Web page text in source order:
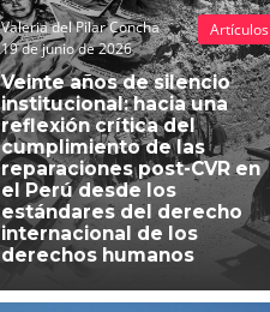
Valeria del Pilar Concha
19 de junio de 2026
Veinte años de silencio
institucional: hacia una
reflexión crítica del
cumplimiento de las
reparaciones post-CVR en
el Perú desde los
estándares del derecho
internacional de los
derechos humanos
Artículos